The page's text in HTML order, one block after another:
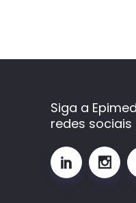
Siga a
redes sociais